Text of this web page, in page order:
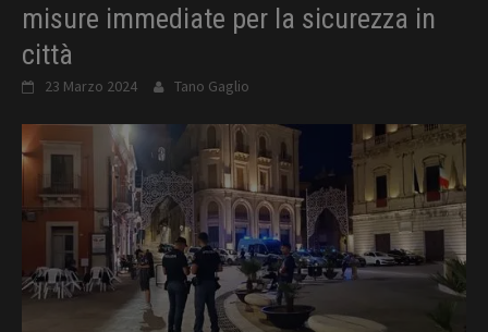
misure immediate per la sicurezza in
città
23 Marzo 2024 Tano Gaglio